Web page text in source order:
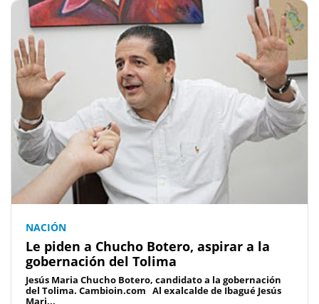
NACIÓN
Le piden a Chucho Botero, aspirar a la
gobernación del Tolima
Jesús Maria Chucho Botero, candidato a la gobernación
del Tolima. Cambioin.com Al exalcalde de Ibagué Jesús
Mari...